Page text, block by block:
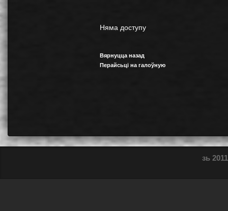
Няма доступу
Вярнуцца назад
Перайсьці на галоўную
зь 2011